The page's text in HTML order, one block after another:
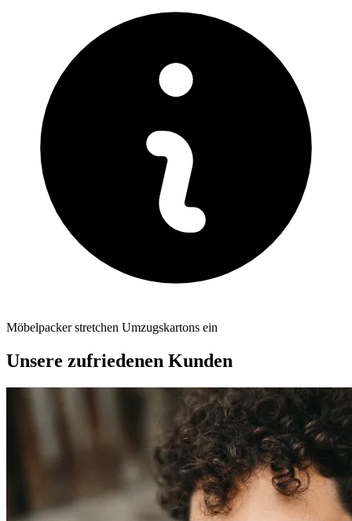
Möbelpacker stretchen Umzugskartons ein
Unsere zufriedenen Kunden